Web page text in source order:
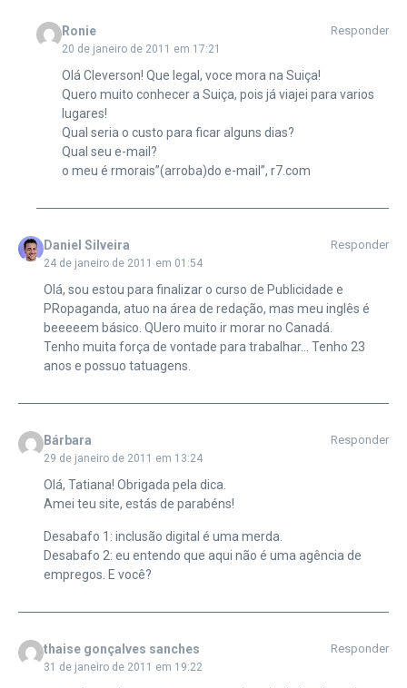
Ronie
20 de janeiro de 2011 em 17:21
Responder
Olá Cleverson! Que legal, voce mora na Suiça!
Quero muito conhecer a Suiça, pois já viajei para varios
lugares!
Qual seria o custo para ficar alguns dias?
Qual seu e-mail?
o meu é rmorais”(arroba)do e-mail”, r7.com
Daniel Silveira
24 de janeiro de 2011 em 01:54
Responder
Olá, sou estou para finalizar o curso de Publicidade e
PRopaganda, atuo na área de redação, mas meu inglês é
beeeeem básico. QUero muito ir morar no Canadá.
Tenho muita força de vontade para trabalhar… Tenho 23
anos e possuo tatuagens.
Bárbara
29 de janeiro de 2011 em 13:24
Responder
Olá, Tatiana! Obrigada pela dica.
Amei teu site, estás de parabéns!
Desabafo 1: inclusão digital é uma merda.
Desabafo 2: eu entendo que aqui não é uma agência de
empregos. E você?
thaise gonçalves sanches
31 de janeiro de 2011 em 19:22
Responder